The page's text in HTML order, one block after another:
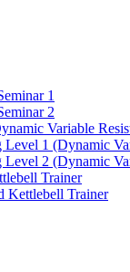
1
2
Variable
1 (Dynamic
2 (Dynamic
Trainer
Kettlebell Trainer